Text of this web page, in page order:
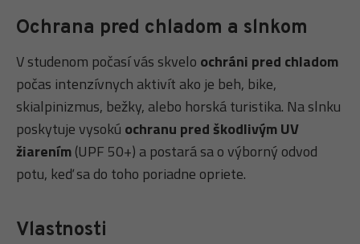
Ochrana pred chladom a slnkom
V studenom počasí vás skvelo ochráni pred chladom
počas intenzívnych aktivít ako je beh, bike,
skialpinizmus, bežky, alebo horská turistika. Na slnku
poskytuje vysokú ochranu pred škodlivým UV
žiarením(UPF 50+) a postará sa o výborný odvod
potu, keď sa do toho poriadne opriete.
Vlastnosti